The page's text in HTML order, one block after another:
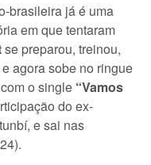
brasileira já é uma
em que tentaram
se preparou, treinou,
agora sobe no ringue
o single “Vamos
do ex-
e sai nas